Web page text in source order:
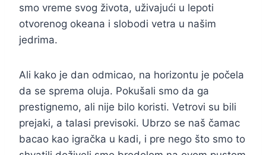
smo vreme svog života, uživajući u lepoti
otvorenog okeana i slobodi vetra u našim
jedrima.
Ali kako je dan odmicao, na horizontu je počela
da se sprema oluja. Pokušali smo da ga
prestignemo, ali nije bilo koristi. Vetrovi su bili
prejaki, a talasi previsoki. Ubrzo se naš čamac
bacao kao igračka u kadi, i pre nego što smo to